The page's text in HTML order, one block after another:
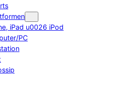
iPad u0026 iPod
PC